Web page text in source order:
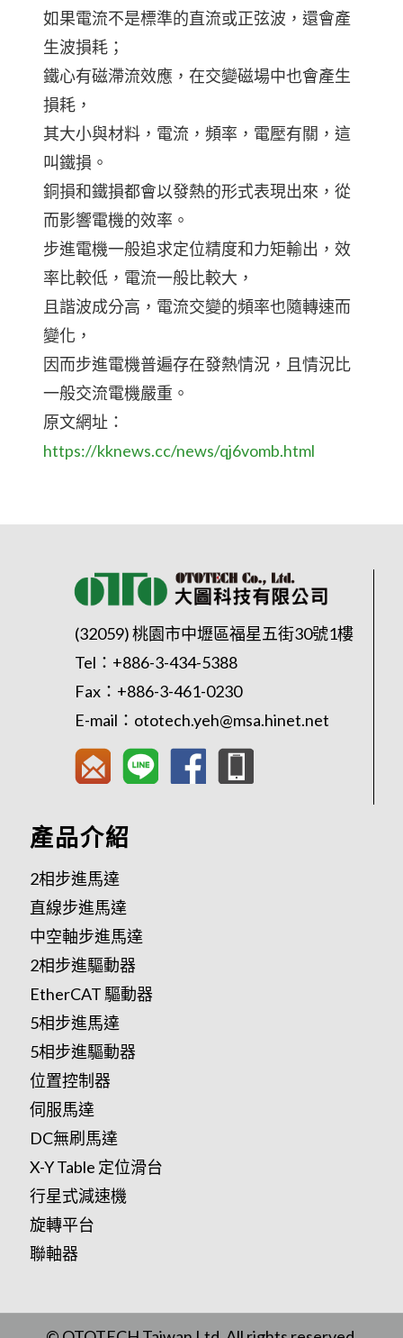
如果電流不是標準的直流或正弦波，還會產
生波損耗；
鐵心有磁滯流效應，在交變磁場中也會產生
損耗，
其大小與材料，電流，頻率，電壓有關，這
叫鐵損。
銅損和鐵損都會以發熱的形式表現出來，從
而影響電機的效率。
步進電機一般追求定位精度和力矩輸出，效
率比較低，電流一般比較大，
且諧波成分高，電流交變的頻率也隨轉速而
變化，
因而步進電機普遍存在發熱情況，且情況比
一般交流電機嚴重。
原文網址：
https://kknews.cc/news/qj6vomb.html
(32059) 桃園市中壢區福星五街30號1樓
Tel： +886-3-434-5388
Fax：+886-3-461-0230
E-mail： ototech.yeh@msa.hinet.net
產品介紹
2相步進馬達
直線步進馬達
中空軸步進馬達
2相步進驅動器
EtherCAT 驅動器
5相步進馬達
5相步進驅動器
位置控制器
伺服馬達
DC無刷馬達
X-Y Table 定位滑台
行星式減速機
旋轉平台
聯軸器